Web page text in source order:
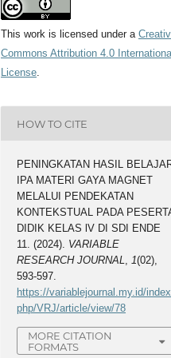
This work is licensed under a
Commons Attribution 4.0
License.
HOW TO CITE
PENINGKATAN HASIL
IPA MATERI GAYA MAGNET
MELALUI PENDEKATAN
KONTEKSTUAL PADA
DIDIK KELAS lV DI SDI ENDE
11. (2024). VARIABLE
RESEARCH JOURNAL,1(02),
593-597.
https://variablejournal.my.id/
php/VRJ/article/view/78
MORE CITATION
FORMATS